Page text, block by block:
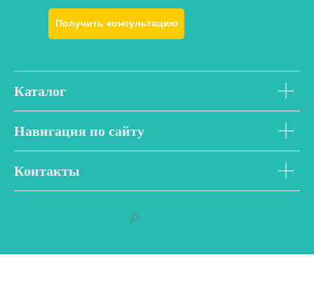
Получить консультацию
Каталог
Навигация по сайту
Контакты